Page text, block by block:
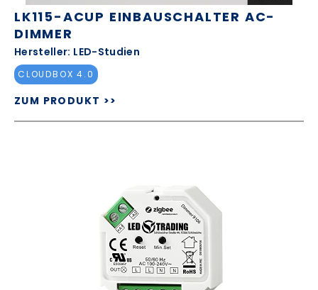
LK115-ACUP EINBAUSCHALTER AC-
DIMMER
Hersteller: LED-Studien
CLOUDBOX 4.0
ZUM PRODUKT >>